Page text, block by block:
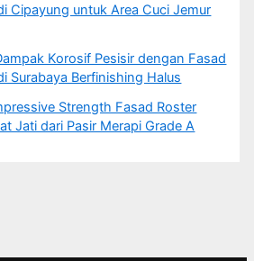
Cipayung untuk Area Cuci Jemur
Korosif Pesisir dengan Fasad
Surabaya Berfinishing Halus
Strength Fasad Roster
Jati dari Pasir Merapi Grade A